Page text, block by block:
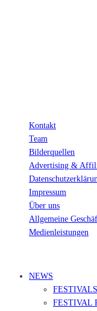
Kontakt
Team
Bilderquellen
Advertising &
Impressum
Über uns
Allgemeine
Medienleistungen
NEWS
FESTIVALS
FESTIVAL